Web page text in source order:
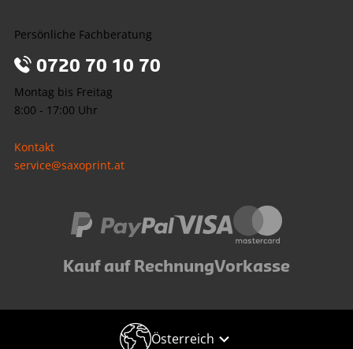
Persönliche Fachberatung
0720 70 10 70
Montag bis Freitag
8:00 - 17:00 Uhr
Kontakt
service@saxoprint.at
Kauf auf RechnungVorkasse
Österreich